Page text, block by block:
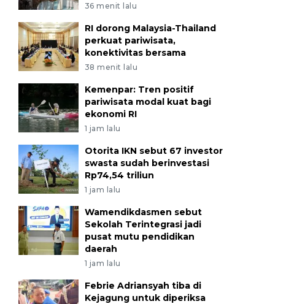
36 menit lalu
RI dorong Malaysia-Thailand
perkuat pariwisata,
konektivitas bersama
38 menit lalu
Kemenpar: Tren positif
pariwisata modal kuat bagi
ekonomi RI
1 jam lalu
Otorita IKN sebut 67 investor
swasta sudah berinvestasi
Rp74,54 triliun
1 jam lalu
Wamendikdasmen sebut
Sekolah Terintegrasi jadi
pusat mutu pendidikan
daerah
1 jam lalu
Febrie Adriansyah tiba di
Kejagung untuk diperiksa